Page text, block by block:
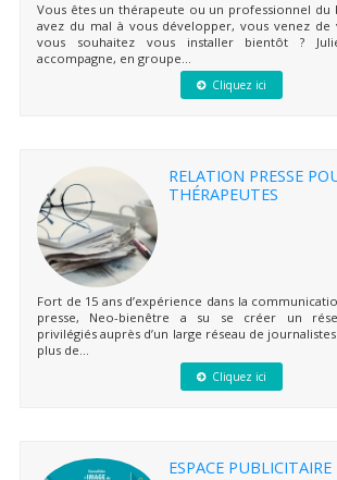
Vous êtes un thérapeute ou un professionnel du
avez du mal à vous développer, vous venez de
vous souhaitez vous installer bientôt ?
accompagne, en groupe...
Cliquez ici
RELATION PRESSE
THÉRAPEUTES
Fort de 15 ans d’expérience dans la
presse, Neo-bienêtre a su se créer un
privilégiés auprès d’un large réseau de
plus de...
Cliquez ici
ESPACE PUBLICITAIRE